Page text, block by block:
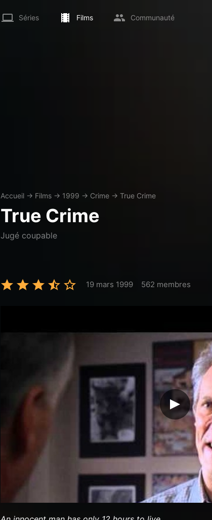
Séries Films Communauté
Accueil → Films → 1999 → Crime → True Crime
True Crime
Jugé coupable
19 mars 1999 562 membres